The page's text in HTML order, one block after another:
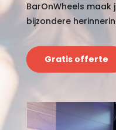
BarOnWheels maak
bijzondere
Gratis offerte